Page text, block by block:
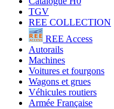
TGV
REE COLLECTION
REE Access
Autorails
Machines
Voitures et fourgons
Wagons et grues
Véhicules routiers
Armée Française